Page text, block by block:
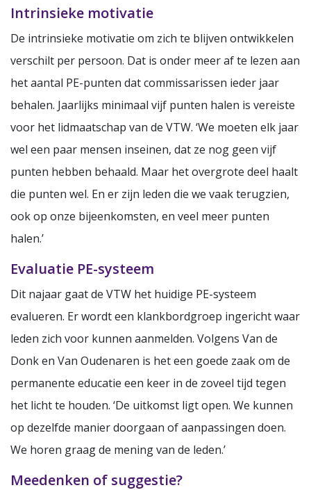
Intrinsieke motivatie
De intrinsieke motivatie om zich te blijven ontwikkelen
verschilt per persoon. Dat is onder meer af te lezen aan
het aantal PE-punten dat commissarissen ieder jaar
behalen. Jaarlijks minimaal vijf punten halen is vereiste
voor het lidmaatschap van de VTW. ‘We moeten elk jaar
wel een paar mensen inseinen, dat ze nog geen vijf
punten hebben behaald. Maar het overgrote deel haalt
die punten wel. En er zijn leden die we vaak terugzien,
ook op onze bijeenkomsten, en veel meer punten
halen.’
Evaluatie PE-systeem
Dit najaar gaat de VTW het huidige PE-systeem
evalueren. Er wordt een klankbordgroep ingericht waar
leden zich voor kunnen aanmelden. Volgens Van de
Donk en Van Oudenaren is het een goede zaak om de
permanente educatie een keer in de zoveel tijd tegen
het licht te houden. ‘De uitkomst ligt open. We kunnen
op dezelfde manier doorgaan of aanpassingen doen.
We horen graag de mening van de leden.’
Meedenken of suggestie?